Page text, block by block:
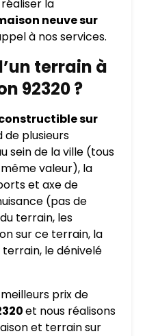
la
neuve sur
à nos services.
terrain à
92320 ?
sur
de plusieurs
sein de la ville (tous
valeur), la
et axe de
(pas de
terrain, les
sur ce terrain, la
le dénivelé
prix de
et nous réalisons
et terrain sur